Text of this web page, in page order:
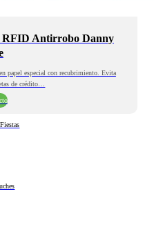
RFID Antirrobo Danny
papel especial con recubrimiento. Evita
de crédito…